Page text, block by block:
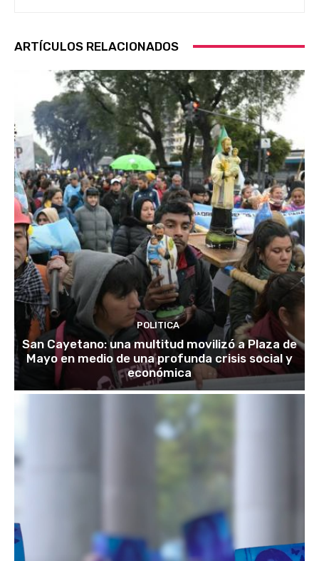
ARTÍCULOS RELACIONADOS
POLITICA
San Cayetano: una multitud movilizó a Plaza de
Mayo en medio de una profunda crisis social y
económica